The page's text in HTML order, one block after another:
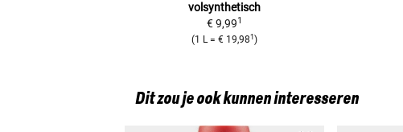
volsynthetisch
€ 9,991
(1 L= € 19,981 )
Dit zou je ook kunnen interesseren